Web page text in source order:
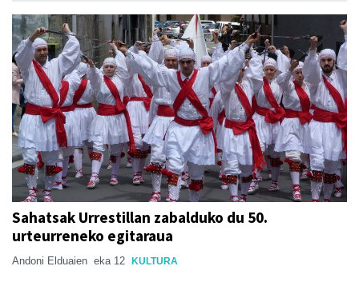
Sahatsak Urrestillan zabalduko du 50.
urteurreneko egitaraua
Andoni Elduaien eka 12 KULTURA